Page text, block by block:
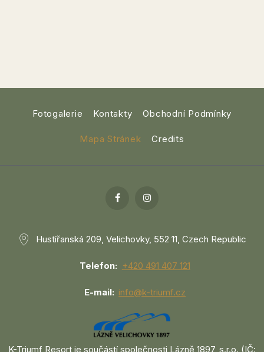
Fotogalerie Kontakty Obchodní Podmínky
Mapa Stránek Credits
Hustířanská 209, Velichovky, 552 11, Czech Republic
Telefon +420 491 407 121
E-mail info@k-triumf.cz
K-Triumf Resort je součástí společnosti Lázně 1897, s.r.o. (IČ: